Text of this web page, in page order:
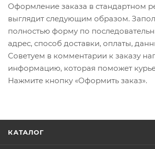
Оформление заказа в стандартном
выглядит следующим образом.
полностью форму по
адрес, способ доставки, оплаты,
Советуем в комментарии к заказу
информацию, которая поможет
Нажмите кнопку «Оформить заказ».
КАТАЛОГ